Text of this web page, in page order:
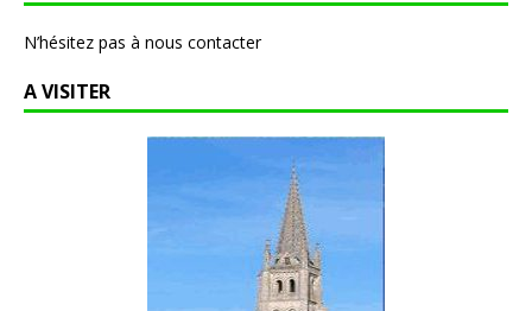
N’hésitez pas à nous contacter
A VISITER